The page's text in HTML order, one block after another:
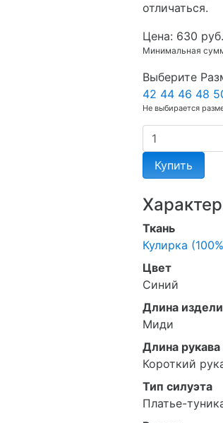
отличаться.
Цена: 630 руб.
Минимальная
Выберите
42 44 46 48
Не выбирается
Купить
Ткань
Кулирка
Цвет
Синий
Длина
Миди
Длина рукава
Короткий
Тип силуэта
Платье-